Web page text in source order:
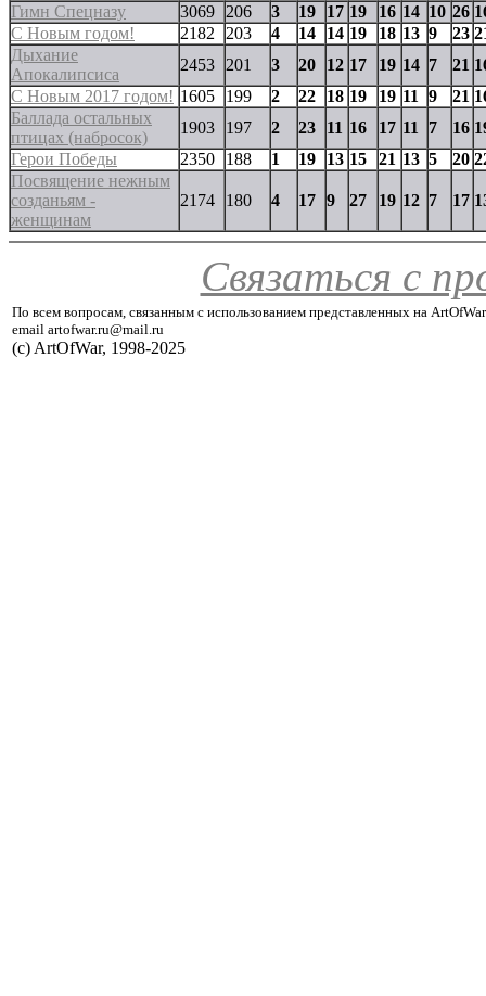
Гимн Спецназу
3069 206 3 19 17 19 16 14 10 26
С Новым годом!
2182 203 4 14 14 19 18 13 9 23
Дыхание
Апокалипсиса
2453 201 3 20 12 17 19 14 7 21
С Новым 2017 годом! 1605 199 2 22 18 19 19 11 9 21
Баллада остальных
птицах (набросок)
1903 197 2 23 11 16 17 11 7 16
Герои Победы
2350 188 1 19 13 15 21 13 5 20
Посвящение нежным
созданьям -
женщинам
2174 180 4 17 9 27 19 12 7 17
Связаться с
По всем вопросам, связанным с использованием представленных на
email artofwar.ru@mail.ru
(с) ArtOfWar, 1998-2025